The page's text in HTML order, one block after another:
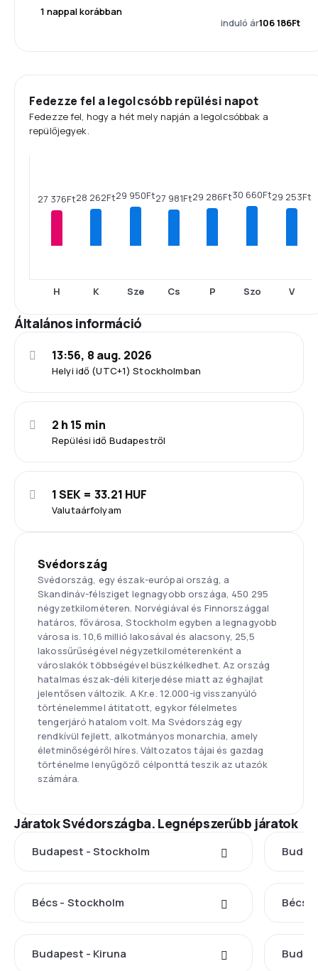
1 nappal korábban
induló ár106 186Ft
Fedezze fel a legolcsóbb repülési napot
Fedezze fel, hogy a hét mely napján a legolcsóbbak a
repülőjegyek.
27 376Ft
H
28 262Ft
K
29 950Ft
Sze
27 981Ft
Cs
29 286Ft
P
30 660Ft
Szo
29 253Ft
V
Általános információ
Helyi idő (UTC+1) Stockholmban
13:56, 8 aug. 2026
Repülési idő Budapestről
2 h 15 min
Valutaárfolyam
1 SEK = 33.21 HUF
Svédország
Svédország, egy észak-európai ország, a
Skandináv-félsziget legnagyobb országa, 450 295
négyzetkilométeren. Norvégiával és Finnországgal
határos, fővárosa, Stockholm egyben a legnagyobb
városa is. 10,6 millió lakosával és alacsony, 25,5
lakossűrűségével négyzetkilométerenként a
városlakók többségével büszkélkedhet. Az ország
hatalmas észak-déli kiterjedése miatt az éghajlat
jelentősen változik. A Kr.e. 12.000-ig visszanyúló
történelemmel átitatott, egykor félelmetes
tengerjáró hatalom volt. Ma Svédország egy
rendkívül fejlett, alkotmányos monarchia, amely
életminőségéről híres. Változatos tájai és gazdag
történelme lenyűgöző célponttá teszik az utazók
számára.
Járatok Svédországba. Legnépszerűbb járatok
Budapest - Stockholm
Bécs - Stockholm Bécs
Budapest - Kiruna